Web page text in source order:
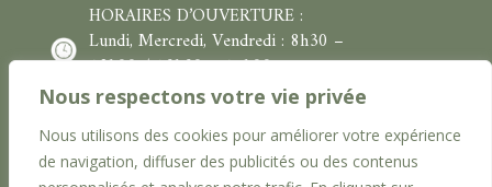
Nous respectons votre vie privée
Nous utilisons des cookies pour améliorer votre expérience
de navigation, diffuser des publicités ou des contenus
HORAIRES D’OUVERTURE :
Lundi, Mercredi, Vendredi : 8h30 –
12h00/13h30 – 17h00
Mardi et Jeudi : 8h30 – 12h00